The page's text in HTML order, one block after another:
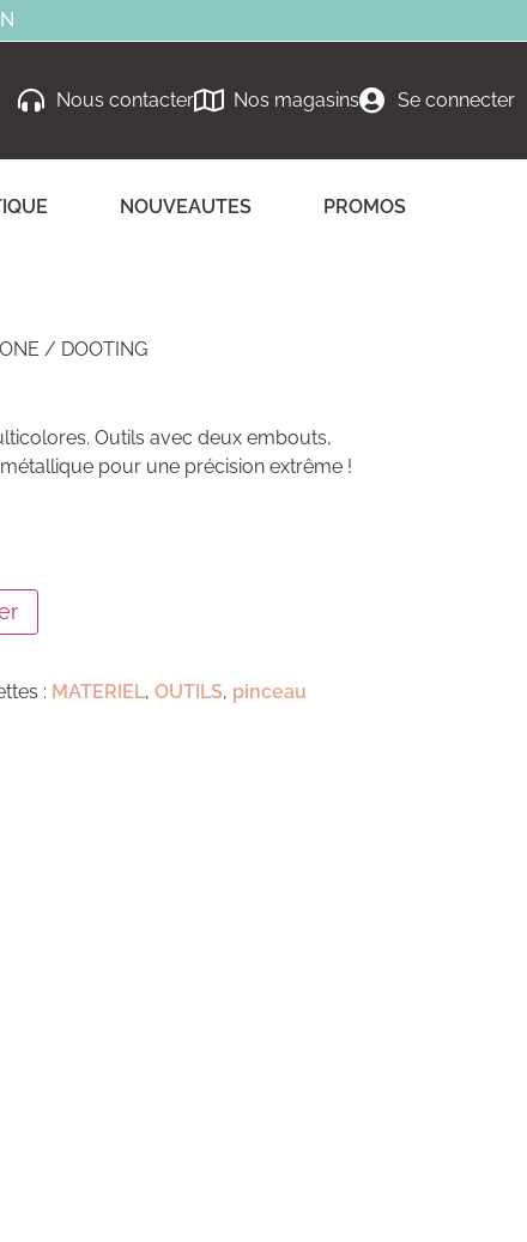
Nous contacter Nos magasins Se connecter
NOUVEAUTES PROMOS
/ DOOTING
Outils avec deux embouts,
pour une précision extrême !
: MATERIEL, OUTILS, pinceau